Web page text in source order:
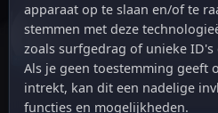
April 12, 2026
De opkomst van
revolutie in online
apparaat op te slaan en/of te
stemmen met deze
zoals surfgedrag of unieke ID's
Als je geen toestemming geeft
intrekt, kan dit een nadelige
functies en mogelijkheden.